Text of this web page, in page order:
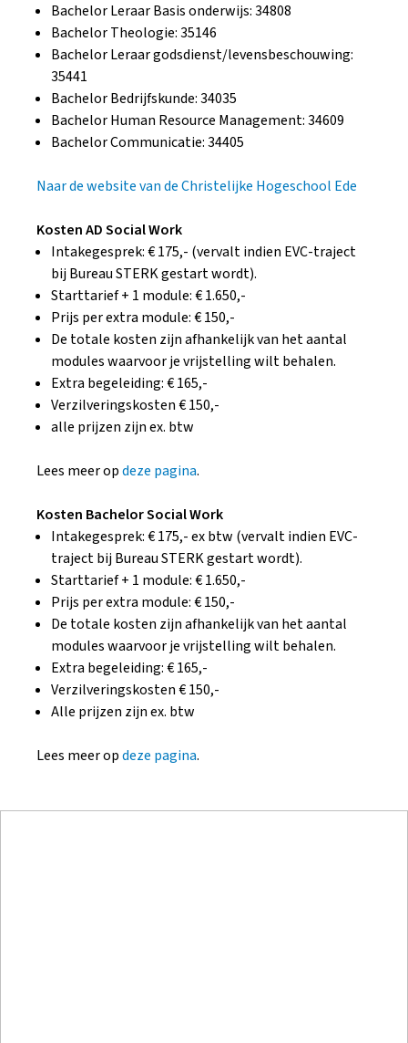
Bachelor Leraar Basis onderwijs: 34808
Bachelor Theologie: 35146
Bachelor Leraar godsdienst/levensbeschouwing:
35441
Bachelor Bedrijfskunde: 34035
Bachelor Human Resource Management: 34609
Bachelor Communicatie: 34405
Naar de website van de Christelijke Hogeschool Ede
Kosten AD Social Work
Intakegesprek: € 175,- (vervalt indien EVC-traject
bij Bureau STERK gestart wordt).
Starttarief + 1 module: € 1.650,-
Prijs per extra module: € 150,-
De totale kosten zijn afhankelijk van het aantal
modules waarvoor je vrijstelling wilt behalen.
Extra begeleiding: € 165,-
Verzilveringskosten € 150,-
alle prijzen zijn ex. btw
Lees meer opdeze pagina.
Kosten Bachelor Social Work
Intakegesprek: € 175,- ex btw (vervalt indien EVC-
traject bij Bureau STERK gestart wordt).
Starttarief + 1 module: € 1.650,-
Prijs per extra module: € 150,-
De totale kosten zijn afhankelijk van het aantal
modules waarvoor je vrijstelling wilt behalen.
Extra begeleiding: € 165,-
Verzilveringskosten € 150,-
Alle prijzen zijn ex. btw
Lees meer opdeze pagina.